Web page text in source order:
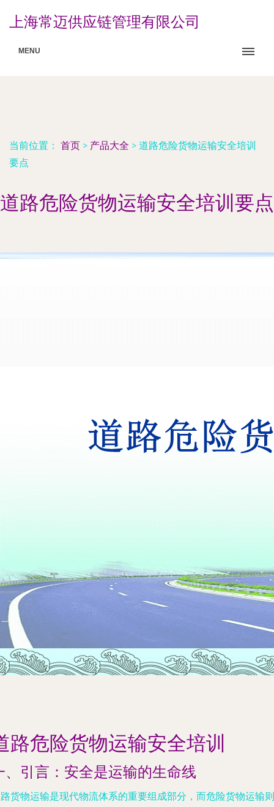
上海常迈供应链管理有限公司
MENU
当前位置： 首页 > 产品大全 > 道路危险货物运输安全培训
要点
道路危险货物运输安全培训要点
路危险货物运输安全培训
、引言：安全是运输的生命线
货物运输是现代物流体系的重要组成部分，而危险货物运输则